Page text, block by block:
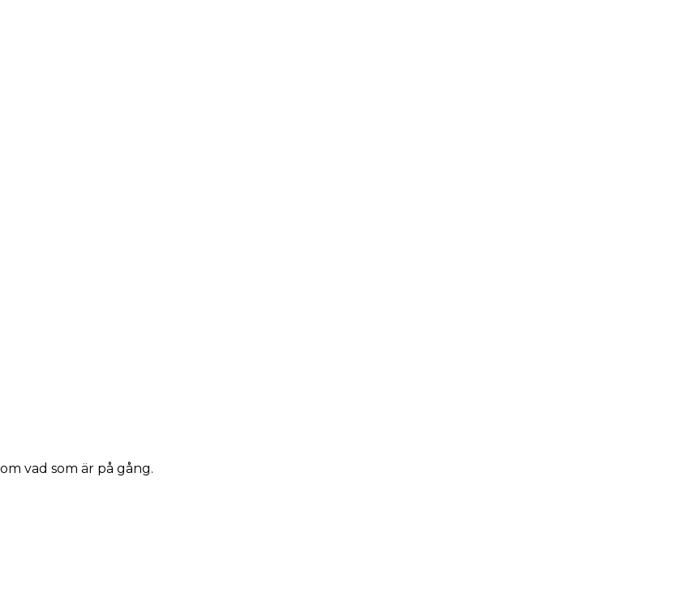
vad som är på gång.